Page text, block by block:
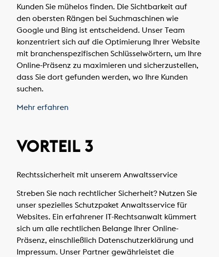
Kunden Sie mühelos finden. Die Sichtbarkeit auf
den obersten Rängen bei Suchmaschinen wie
Google und Bing ist entscheidend. Unser Team
konzentriert sich auf die Optimierung Ihrer Website
mit branchenspezifischen Schlüsselwörtern, um Ihre
Online-Präsenz zu maximieren und sicherzustellen,
dass Sie dort gefunden werden, wo Ihre Kunden
suchen.
Mehr erfahren
VORTEIL 3
Rechtssicherheit mit unserem Anwaltsservice
Streben Sie nach rechtlicher Sicherheit? Nutzen Sie
unser spezielles Schutzpaket Anwaltsservice für
Websites. Ein erfahrener IT-Rechtsanwalt kümmert
sich um alle rechtlichen Belange Ihrer Online-
Präsenz, einschließlich Datenschutzerklärung und
Impressum. Unser Partner gewährleistet die